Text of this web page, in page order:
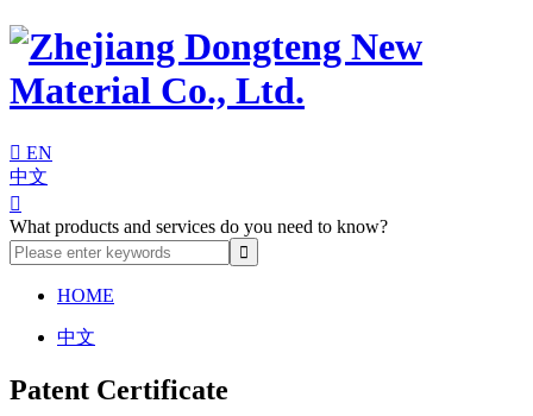
 EN
中文

What products and services do you need to know?
HOME
中文
Patent Certificate